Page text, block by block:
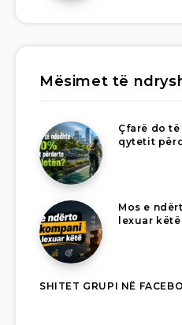
Mësimet të
Çfarë do të
qytetit
Mos e
lexuar këtë
SHITET GRUPI NË